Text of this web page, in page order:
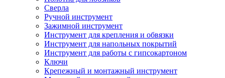
Сверла
Ручной инструмент
Зажимной инструмент
Инструмент для крепления и обвязки
Инструмент для напольных покрытий
Инструмент для работы с гипсокартоном
Ключи
Крепежный и монтажный инструмент